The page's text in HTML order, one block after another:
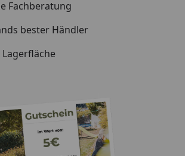
Nicht für die
Fachberatung
bester Händler
Lagerfläche